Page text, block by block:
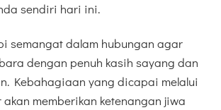
sendiri hari ini.
semangat dalam hubungan agar
dengan penuh kasih sayang dan
Kebahagiaan yang dicapai melalui
memberikan ketenangan jiwa